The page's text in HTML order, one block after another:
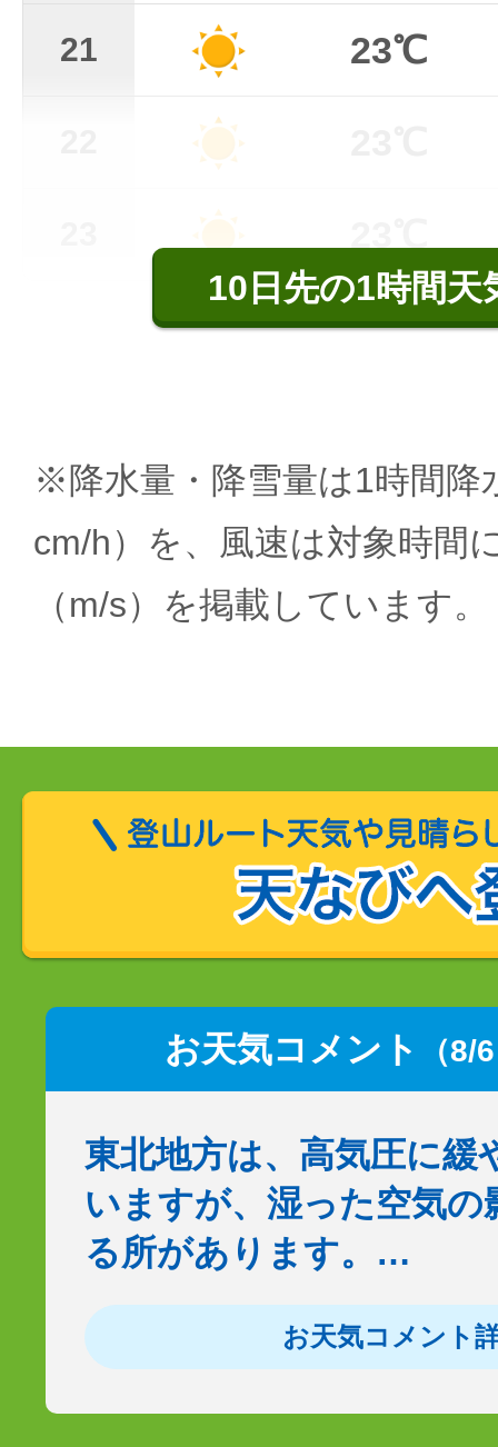
21 23℃
10日先の1時間天
※降水量・降雪量は1時間降
cm/h）を、風速は対象時間
（m/s）を掲載しています。
お天気コメント （8/
東北地方は、高気圧に緩
いますが、湿った空気の
る所があります。…
お天気コメント